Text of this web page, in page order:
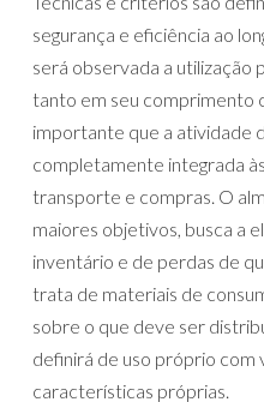
segurança e eficiência ao
será observada a utilização
tanto em seu comprimento
importante que a atividade
completamente integrada
transporte e compras. O
maiores objetivos, busca a
inventário e de perdas de
trata de materiais de
sobre o que deve ser
definirá de uso próprio com
características próprias.